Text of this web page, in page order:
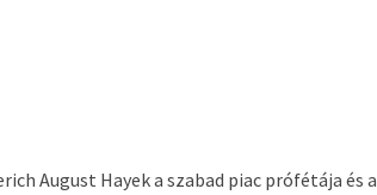
August Hayek a szabad piac prófétája és a